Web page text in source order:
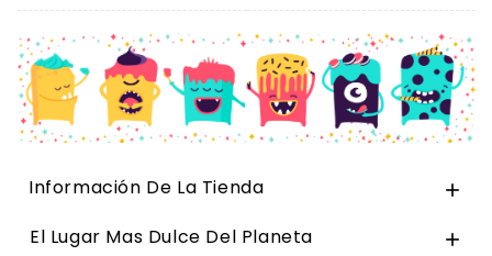
Información De La Tienda 
El Lugar Mas Dulce Del Planeta 